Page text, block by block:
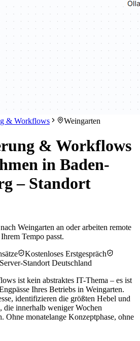
& Workflows Weingarten
& Workflows
in Baden-
– Standort
Weingarten an oder arbeiten remote
Tempo passt.
Kostenloses Erstgespräch
Server-Standort Deutschland
ist kein abstraktes IT-Thema – es ist
Ihres Betriebs in Weingarten.
identifizieren die größten Hebel und
die innerhalb weniger Wochen
Ohne monatelange Konzeptphase, ohne